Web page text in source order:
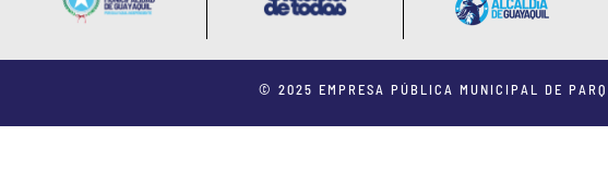
© 2025 EMPRESA PÚBLICA MUNICIPAL DE